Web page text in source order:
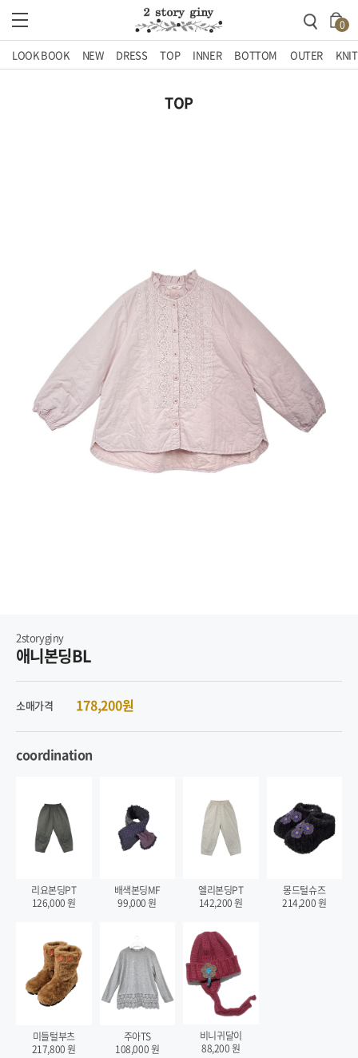
0
LOOK BOOK NEW DRESS TOP INNER BOTTOM OUTER KNIT
TOP
2storyginy
애니본딩BL
소매가격 178,200원
coordination
리요본딩PT
126,000원
배색본딩MF
99,000원
엘리본딩PT
142,200원
몽드털슈즈
214,200원
미들털부츠
217,800원
주아TS
108,000원
비니귀달이
88,200원